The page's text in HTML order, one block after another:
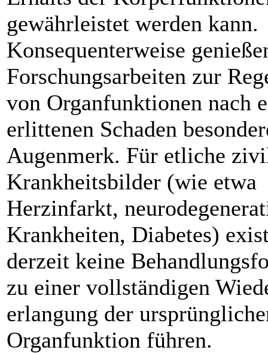
gewährleistet werden kann.
Konsequenterweise
Forschungsarbeiten zur
von Organfunktionen nach
erlittenen Schaden
Augenmerk. Für etliche
Krankheitsbilder (wie etwa
Herzinfarkt,
Krankheiten, Diabetes)
derzeit keine
zu einer vollständigen
erlangung der
Organfunktion führen.